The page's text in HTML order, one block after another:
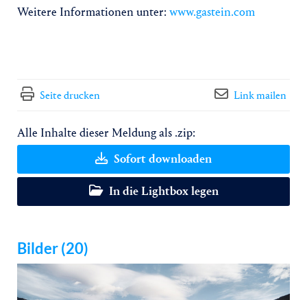
Weitere Informationen unter: www.gastein.com
Seite drucken Link mailen
Alle Inhalte dieser Meldung als .zip:
Sofort downloaden
In die Lightbox legen
Bilder (20)